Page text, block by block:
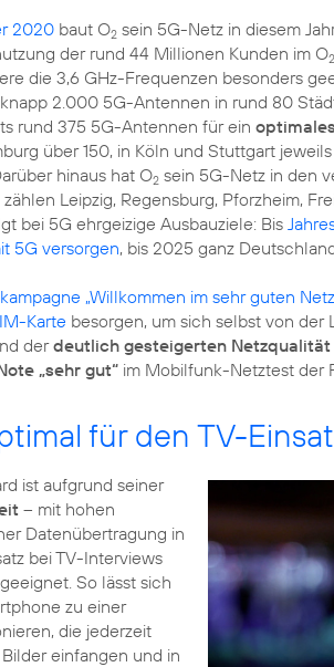
2020 baut O2 sein 5G-Netz in diesem
der rund 44 Millionen Kunden im O2
die 3,6 GHz-Frequenzen besonders
2.000 5G-Antennen in rund 80
rund 375 5G-Antennen für ein
über 150, in Köln und Stuttgart
hinaus hat O2 sein 5G-Netz in den
Leipzig, Regensburg, Pforzheim,
bei 5G ehrgeizige Ausbauziele: Bis
5G versorgen, bis 2025 ganz
„Willkommen im sehr guten
Karte besorgen, um sich selbst von der
derdeutlich gesteigerten Netzqualität
„sehr gut“ im Mobilfunk-Netztest der
für den TV-
ist aufgrund seiner
– mit hohen
Datenübertragung in
bei TV-Interviews
So lässt sich
zu einer
die jederzeit
einfangen und in